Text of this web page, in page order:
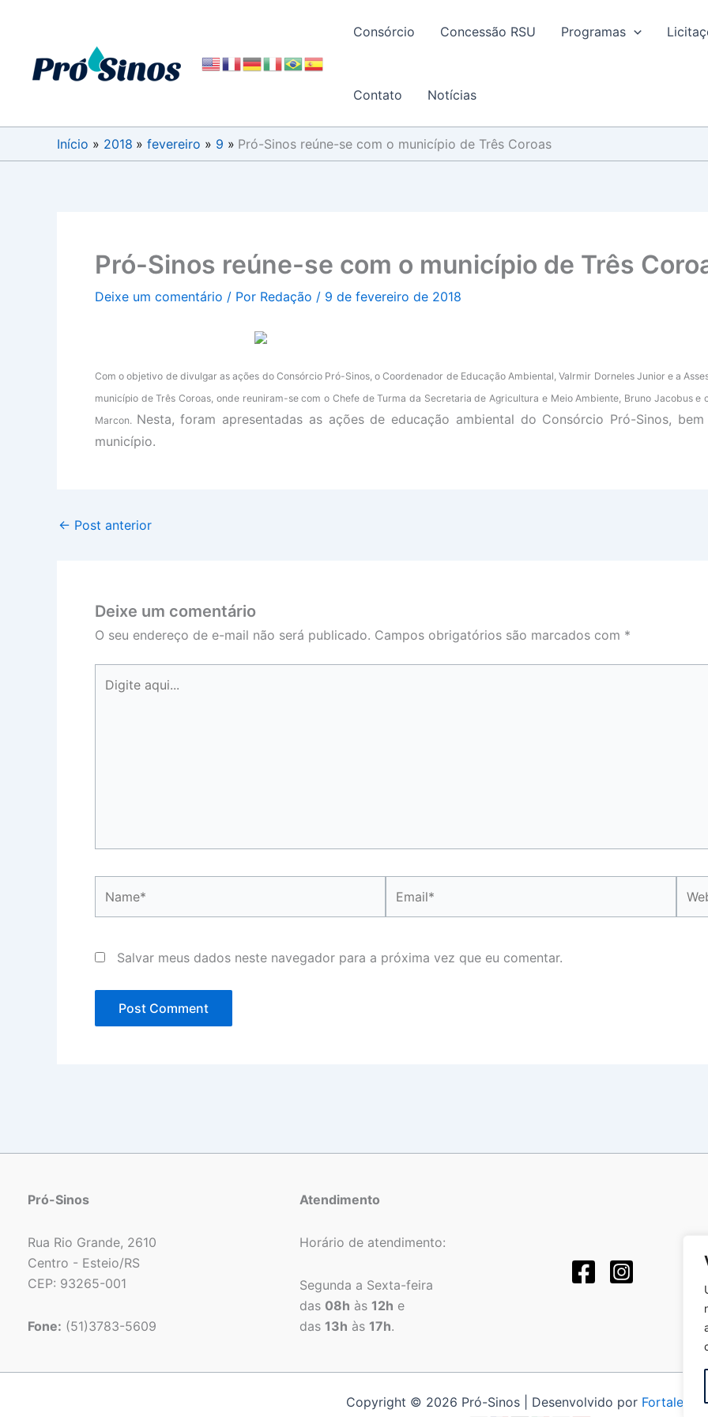
conteúdo
Consórcio Concessão RSU Programas
Contato Notícias
Início 2018 fevereiro 9 Pró-Sinos reúne-se com o município de Três Coroas
Pró-Sinos reúne-se com o município de Três
Deixe um comentário / Por Redação / 9 de fevereiro de 2018
Com o objetivo de divulgar as ações do Consórcio Pró-Sinos, o Coordenador de Educação Ambiental, Valrmir Dorneles Junior e a
município de Três Coroas, onde reuniram-se com o Chefe de Turma da Secretaria de Agricultura e Meio Ambiente, Bruno Jacobus
Marcon. Nesta, foram apresentadas as ações de educação ambiental do Consórcio Pró-Sinos,
município.
← Post anterior
Deixe um comentário
O seu endereço de e-mail não será publicado. Campos obrigatórios são marcados com *
aqui...
Salvar meus dados neste navegador para a próxima vez que eu comentar.
Pró-Sinos
Rua Rio Grande, 2610
Centro - Esteio/RS
CEP: 93265-001
Fone: (51)3783-5609
Atendimento
Horário de atendimento:
Segunda a Sexta-feira
das 08h às 12h e
das 13h às 17h.
Copyright © 2026 Pró-Sinos | Desenvolvido por